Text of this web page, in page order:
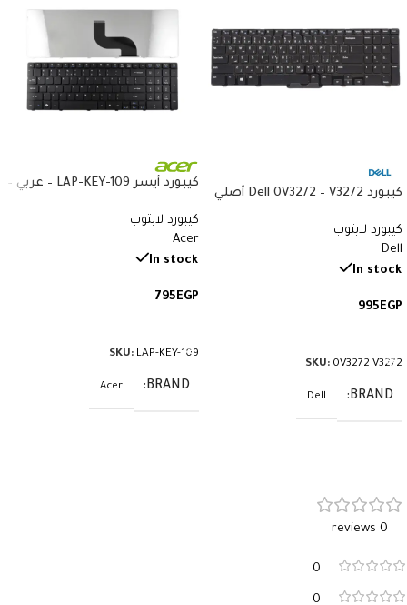
كيبورد Dell 0V3272 – V3272 أصلي
بالعربي والإنجليزي
كيبورد لابتوب
Dell
In stock
995EGP
SKU: 0V3272 V3272
BRAND
Dell
كيبورد أيسر LAP-KEY-109 – عربي –
و8935G
كيبورد لابتوب
Acer
In stock
795EGP
SKU: LAP-KEY-109
BRAND
Acer
0 reviews
0
0